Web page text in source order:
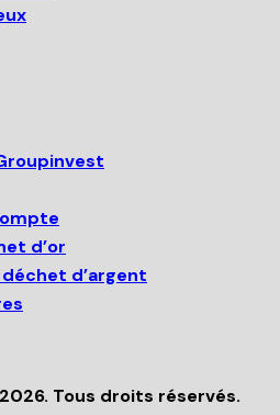
d’or
d’argent
Tous droits réservés.